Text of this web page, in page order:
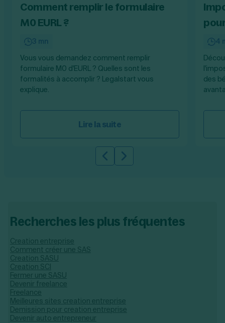
Comment remplir le formulaire
M0 EURL ?
3 mn
Vous vous demandez comment remplir
formulaire M0 d'EURL ? Quelles sont les
formalités à accomplir ? Legalstart vous
explique.
Lire la suite
4
des
Slide précédente
Slide suivante
Recherches les plus fréquentes
Creation entreprise
Comment créer une SAS
Creation SASU
Creation SCI
Fermer une SASU
Devenir freelance
Freelance
Meilleures sites creation entreprise
Demission pour creation entreprise
Devenir auto entrepreneur